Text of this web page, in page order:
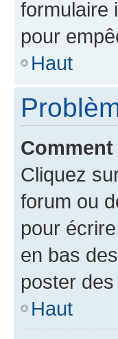
formulaire
pour
Haut
Cliquez
forum ou
pour
en bas
poster
Haut